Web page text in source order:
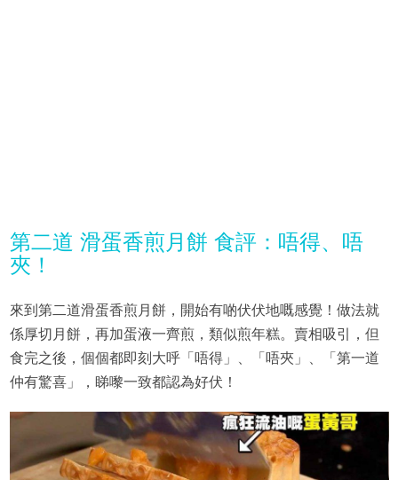
第二道 滑蛋香煎月餅 食評：唔得、唔
夾！
來到第二道滑蛋香煎月餅，開始有啲伏伏地嘅感覺！做法就
係厚切月餅，再加蛋液一齊煎，類似煎年糕。賣相吸引，但
食完之後，個個都即刻大呼「唔得」、「唔夾」、「第一道
仲有驚喜」，睇嚟一致都認為好伏！